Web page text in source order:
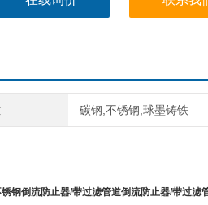
碳钢,不锈钢,球墨铸铁
钢倒流防止器/带过滤管道倒流防止器/带过滤